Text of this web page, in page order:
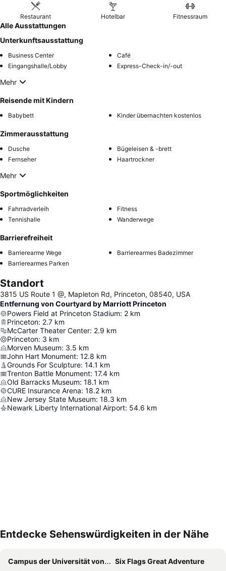
Restaurant Hotelbar Fitnessraum
Alle Ausstattungen
Unterkunftsausstattung
Business Center
Café
Eingangshalle/Lobby
Express-Check-in/-out
Mehr
Reisende mit Kindern
Babybett Kinder übernachten kostenlos
Zimmerausstattung
Dusche
Bügeleisen & -brett
Fernseher
Haartrockner
Mehr
Sportmöglichkeiten
Fahrradverleih
Fitness
Tennishalle
Wanderwege
Barrierefreiheit
Barrierearme Wege
Barrierearmes Badezimmer
Barrierearmes Parken
Standort
3815 US Route 1 @, Mapleton Rd, Princeton, 08540, USA
Entfernung von Courtyard by Marriott Princeton
Powers Field at Princeton Stadium: 2 km
Princeton: 2.7 km
McCarter Theater Center: 2.9 km
Princeton: 3 km
Morven Museum: 3.5 km
John Hart Monument: 12.8 km
Grounds For Sculpture: 14.1 km
Trenton Battle Monument: 17.4 km
Old Barracks Museum: 18.1 km
CURE Insurance Arena: 18.2 km
New Jersey State Museum: 18.3 km
Newark Liberty International Airport: 54.6 km
Entdecke Sehenswürdigkeiten in der Nähe
Campus der Universität von Princeton
Six Flags Great Adventure